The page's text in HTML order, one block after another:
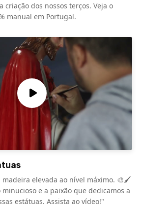
criação dos nossos terços. Veja o
manual em Portugal.
elevada ao nível máximo. 🎨🖌️
minucioso e a paixão que dedicamos a
estátuas. Assista ao vídeo!"